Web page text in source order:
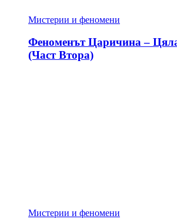
Мистерии и феномени
Феноменът Царичина –
(Част Втора)
Мистерии и феномени